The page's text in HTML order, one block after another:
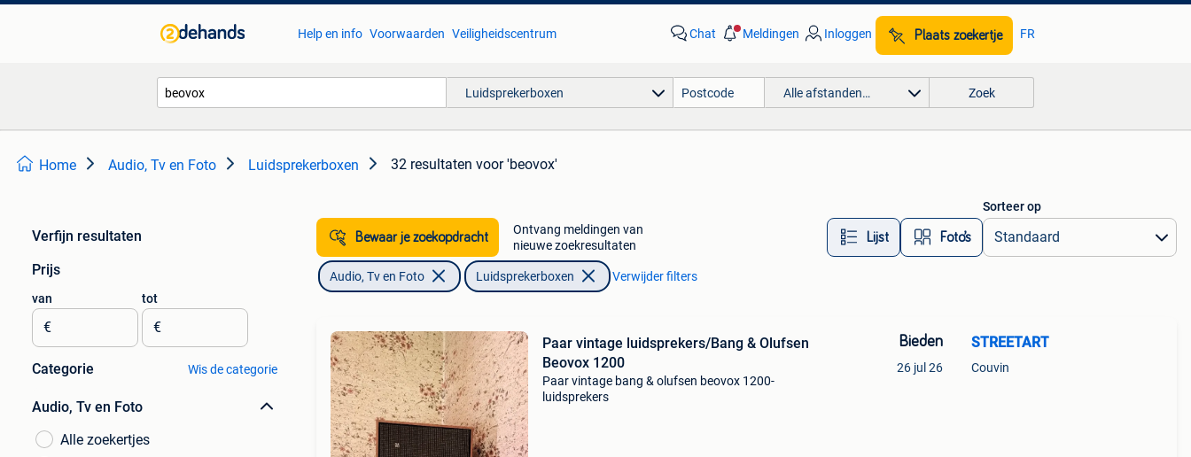
Help en info Voorwaarden Veiligheidscentrum Chat Meldingen Inloggen Plaats zoekertje FR
Luidsprekerboxen Alle afstanden… Zoek
Home Audio, Tv en Foto Luidsprekerboxen 32 resultaten voor 'beovox'
Verfijn resultaten
Prijs
van
€
tot
€
Categorie Wis de categorie
Audio, Tv en Foto
Alle zoekertjes
Bewaar je zoekopdracht
Ontvang meldingen van
nieuwe zoekresultaten
Lijst Foto’s
Sorteer op
Audio, Tv en Foto Luidsprekerboxen Verwijder filters
Paar vintage luidsprekers/Bang & Olufsen
Beovox 1200
Paar vintage bang & olufsen beovox 1200-
luidsprekers
Bieden
26 jul 26
STREETART
Couvin